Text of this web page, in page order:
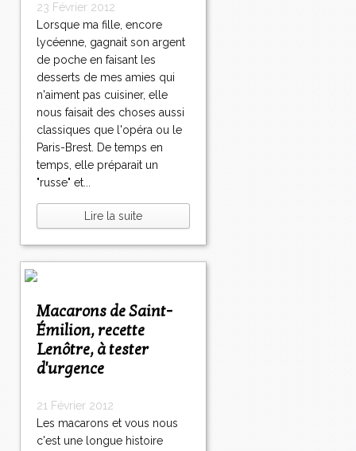
23 Février 2012
Lorsque ma fille, encore
lycéenne, gagnait son argent
de poche en faisant les
desserts de mes amies qui
n'aiment pas cuisiner, elle
nous faisait des choses aussi
classiques que l'opéra ou le
Paris-Brest. De temps en
temps, elle préparait un
"russe" et...
Lire la suite
Macarons de Saint-
Émilion, recette
Lenôtre, à tester
d'urgence
21 Février 2012
Les macarons et vous nous
c'est une longue histoire